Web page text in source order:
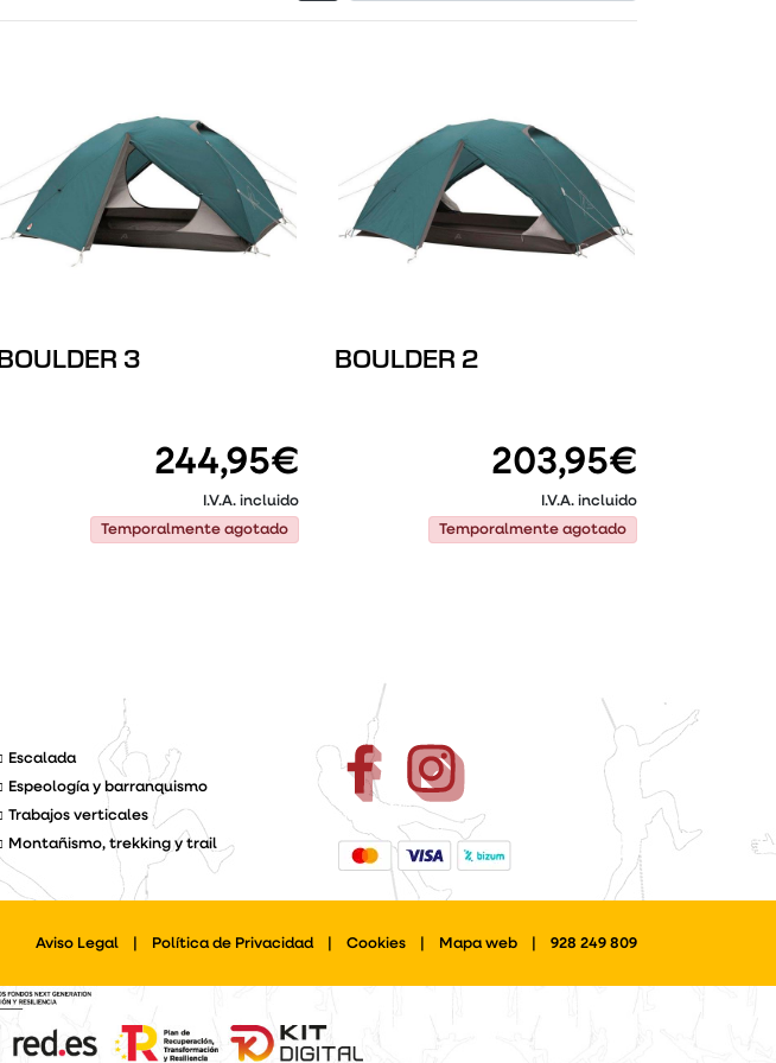
Filtrar productos
BOULDER 3
244,95€
I.V.A. incluido
Temporalmente agotado
Temporalmente agotado
BOULDER 2
203,95€
I.V.A. incluido
Temporalmente agotado
Temporalmente agotado
Escalada
Espeología y barranquismo
Trabajos verticales
Montañismo, trekking y trail
Aviso Legal Política de Privacidad Cookies Mapa web 928 249 809